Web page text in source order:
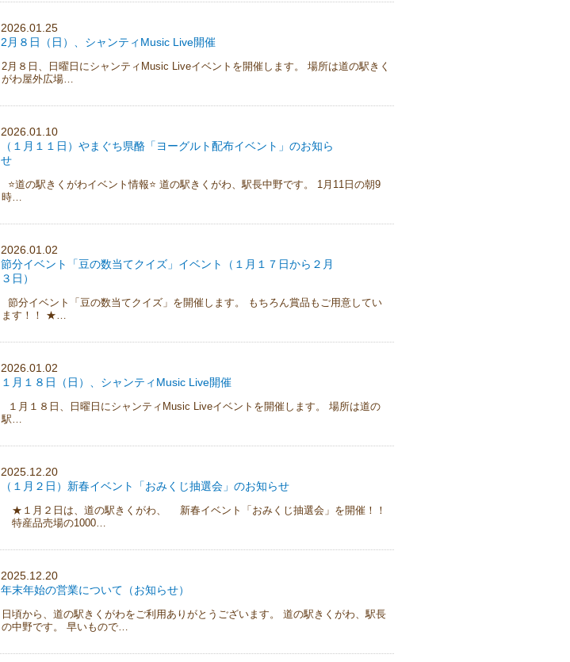
2026.01.25
2月８日（日）、シャンティMusic Live開催
2月８日、日曜日にシャンティMusic Liveイベントを開催します。 場所は道の駅きく
がわ屋外広場…
2026.01.10
（１月１１日）やまぐち県酪「ヨーグルト配布イベント」のお知ら
せ
⭐️道の駅きくがわイベント情報⭐️ 道の駅きくがわ、駅長中野です。 1月11日の朝9
時…
2026.01.02
節分イベント「豆の数当てクイズ」イベント（１月１７日から２月
３日）
節分イベント「豆の数当てクイズ」を開催します。 もちろん賞品もご用意してい
ます！！ ★…
2026.01.02
１月１８日（日）、シャンティMusic Live開催
１月１８日、日曜日にシャンティMusic Liveイベントを開催します。 場所は道の
駅…
2025.12.20
（１月２日）新春イベント「おみくじ抽選会」のお知らせ
★１月２日は、道の駅きくがわ、 新春イベント「おみくじ抽選会」を開催！！
特産品売場の1000…
2025.12.20
年末年始の営業について（お知らせ）
日頃から、道の駅きくがわをご利用ありがとうございます。 道の駅きくがわ、駅長
の中野です。 早いもので…